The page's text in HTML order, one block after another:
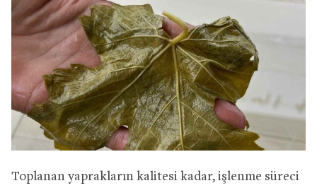
Toplanan yaprakların kalitesi kadar, işlenme süreci